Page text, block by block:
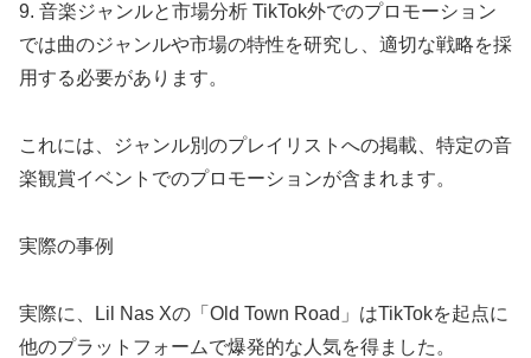
9. 音楽ジャンルと市場分析 TikTok外でのプロモーション
では曲のジャンルや市場の特性を研究し、適切な戦略を採
用する必要があります。
これには、ジャンル別のプレイリストへの掲載、特定の音
楽観賞イベントでのプロモーションが含まれます。
実際の事例
実際に、Lil Nas Xの「Old Town Road」はTikTokを起点に
他のプラットフォームで爆発的な人気を得ました。